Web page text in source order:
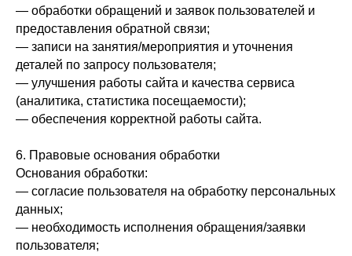
— обработки обращений и заявок пользователей и
предоставления обратной связи;
— записи на занятия/мероприятия и уточнения
деталей по запросу пользователя;
— улучшения работы сайта и качества сервиса
(аналитика, статистика посещаемости);
— обеспечения корректной работы сайта.
6. Правовые основания обработки
Основания обработки:
— согласие пользователя на обработку персональных
данных;
— необходимость исполнения обращения/заявки
пользователя;